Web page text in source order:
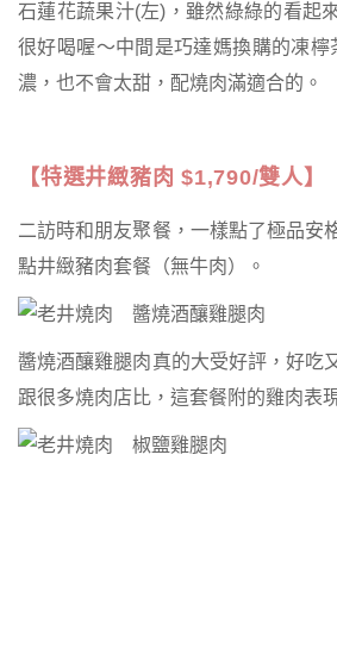
石蓮花蔬果汁(左)，雖然綠綠的看起
很好喝喔～中間是巧達媽換購的凍檸
濃，也不會太甜，配燒肉滿適合的。
【特選井緻豬肉 $1,790/雙人】
二訪時和朋友聚餐，一樣點了極品安
點井緻豬肉套餐（無牛肉）。
醬燒酒釀雞腿肉真的大受好評，好吃
跟很多燒肉店比，這套餐附的雞肉表